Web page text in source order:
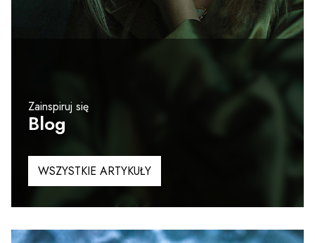
Zainspiruj się
Blog
WSZYSTKIE ARTYKUŁY